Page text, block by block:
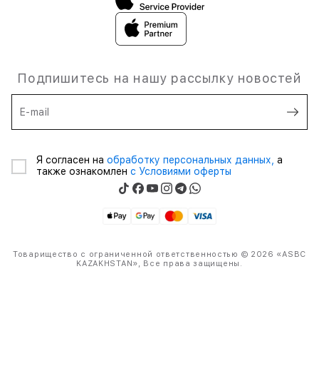
Подпишитесь на нашу рассылку новостей
E-mail
Я согласен на обработку персональных данных, а
также ознакомлен с Условиями оферты
Товарищество с ограниченной ответственностью © 2026 «ASBC
KAZAKHSTAN», Все права защищены.